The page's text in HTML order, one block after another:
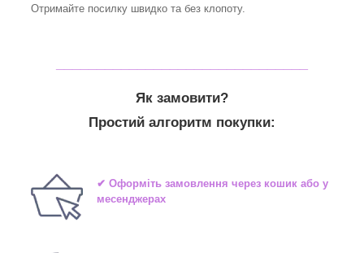
Отримайте посилку швидко та без клопоту.
Як замовити?
Простий алгоритм покупки:
✔ Оформіть замовлення через кошик або у
месенджерах